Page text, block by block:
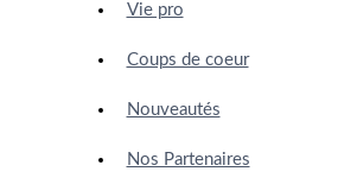
Vie pro
Coups de coeur
Nouveautés
Nos Partenaires